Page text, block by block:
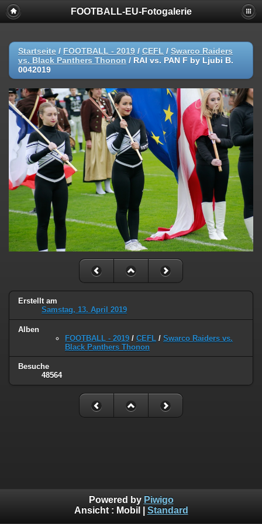
FOOTBALL-EU-Fotogalerie
Startseite / FOOTBALL - 2019 / CEFL / Swarco Raiders
vs. Black Panthers Thonon / RAI vs. PAN F by Ljubi B.
0042019
Erstellt am
Samstag, 13. April 2019
Alben
FOOTBALL - 2019 / CEFL / Swarco Raiders vs.
Black Panthers Thonon
Besuche
48564
Powered by Piwigo
Ansicht : Mobil Standard